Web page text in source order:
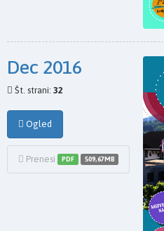
Dec 2016
Št. strani: 32
Ogled
Prenesi PDF 509,67MB